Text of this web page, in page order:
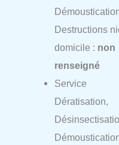
Destructions
domicile : non
renseigné
Service
Dératisation,